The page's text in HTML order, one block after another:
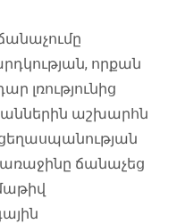
որքան
լռությունից
աշխարհն
ցեղասպանության
առաջինը ճանաչեց